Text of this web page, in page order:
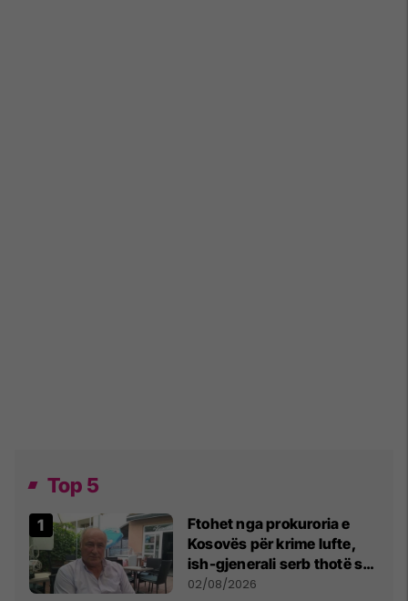
Top 5
Ftohet nga prokuroria e
Kosovës për krime lufte,
ish-gjenerali serb thotë se
dikush e tradhtoi në
02/08/2026